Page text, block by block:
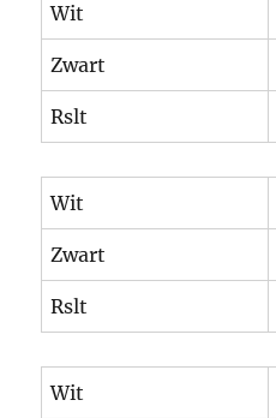
Wit
Zwart
Rslt
Wit
Zwart
Rslt
Wit